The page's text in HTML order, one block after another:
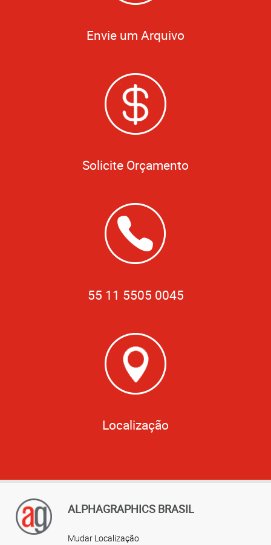
Envie um Arquivo
Solicite Orçamento
55 11 5505 0045
Localização
ALPHAGRAPHICS BRASIL
Mudar Localização